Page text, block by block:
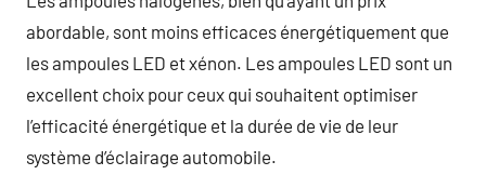
abordable, sont moins efficaces énergétiquement que
les ampoules LED et xénon. Les ampoules LED sont un
excellent choix pour ceux qui souhaitent optimiser
l’efficacité énergétique et la durée de vie de leur
système d’éclairage automobile.